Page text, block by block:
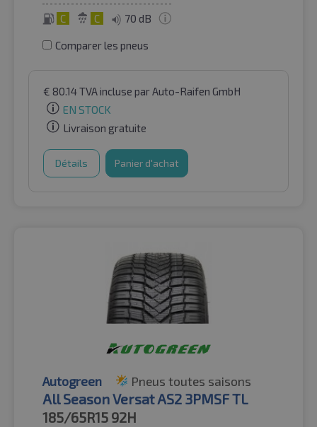
C C 70 dB
Comparer les pneus
€ 80.14TVA incluse par Auto-Raifen GmbH
EN STOCK
Livraison gratuite
Détails Panier d'achat
Autogreen Pneus toutes saisons
All Season Versat AS2 3PMSF TL
185/65R15 92H